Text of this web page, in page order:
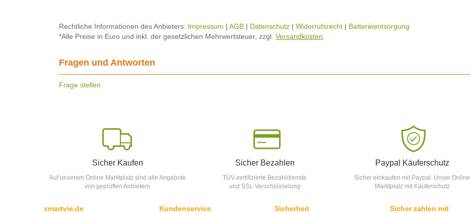
Rechtliche Informationen des Anbieters: Impressum | AGB | Datenschutz | Widerrufsrecht | Batterieentsorgung
*Alle Preise in Euro und inkl. der gesetzlichen Mehrwertsteuer, zzgl. Versandkosten
Fragen und Antworten
Frage stellen
Sicher Kaufen
Auf unserem Online Marktplatz sind alle Angebote
von geprüften Anbietern
Sicher Bezahlen
TÜV-zertifizierte Bezahldienste
und SSL-Verschlüsselung
Paypal Käuferschutz
Sicher einkaufen mit Paypal. Unser Online
Marktplatz mit Käuferschutz
smartvie.de Kundenservice Sicherheit Sicher zahlen mit